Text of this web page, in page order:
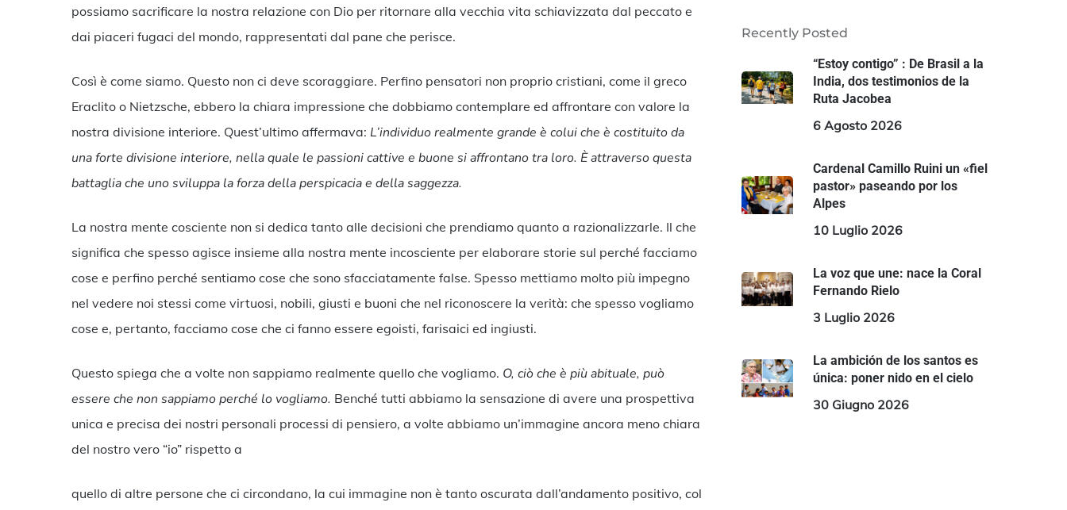
possiamo sacrificare la nostra relazione con Dio per ritornare alla vecchia vita schiavizzata dal peccato e
dai piaceri fugaci del mondo, rappresentati dal pane che perisce.
Così è come siamo. Questo non ci deve scoraggiare. Perfino pensatori non proprio cristiani, come il greco
Eraclito o Nietzsche, ebbero la chiara impressione che dobbiamo contemplare ed affrontare con valore la
nostra divisione interiore. Quest’ultimo affermava: L’individuo realmente grande è colui che è costituito da
una forte divisione interiore, nella quale le passioni cattive e buone si affrontano tra loro. È attraverso questa
battaglia che uno sviluppa la forza della perspicacia e della saggezza.
La nostra mente cosciente non si dedica tanto alle decisioni che prendiamo quanto a razionalizzarle. Il che
significa che spesso agisce insieme alla nostra mente incosciente per elaborare storie sul perché facciamo
cose e perfino perché sentiamo cose che sono sfacciatamente false. Spesso mettiamo molto più impegno
nel vedere noi stessi come virtuosi, nobili, giusti e buoni che nel riconoscere la verità: che spesso vogliamo
cose e, pertanto, facciamo cose che ci fanno essere egoisti, farisaici ed ingiusti.
Questo spiega che a volte non sappiamo realmente quello che vogliamo. O, ciò che è più abituale, può
essere che non sappiamo perché lo vogliamo. Benché tutti abbiamo la sensazione di avere una prospettiva
unica e precisa dei nostri personali processi di pensiero, a volte abbiamo un’immagine ancora meno chiara
del nostro vero “io” rispetto a
quello di altre persone che ci circondano, la cui immagine non è tanto oscurata dall’andamento positivo, col
Recently Posted
“Estoy contigo” : De Brasil a la
India, dos testimonios de la
Ruta Jacobea
6 Agosto 2026
Cardenal Camillo Ruini un «fiel
pastor» paseando por los
Alpes
10 Luglio 2026
La voz que une: nace la Coral
Fernando Rielo
3 Luglio 2026
La ambición de los santos es
única: poner nido en el cielo
30 Giugno 2026